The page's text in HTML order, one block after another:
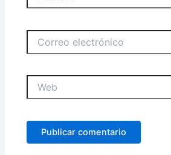
electrónico